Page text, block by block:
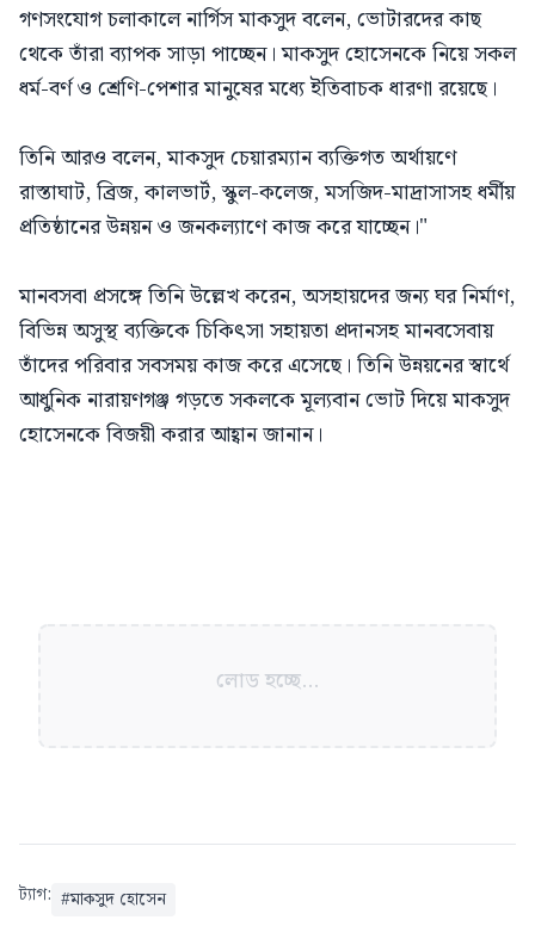
গণসংযোগ চলাকালে নার্গিস মাকসুদ বলেন, ভোটারদের কাছ
থেকে তাঁরা ব্যাপক সাড়া পাচ্ছেন। মাকসুদ হোসেনকে নিয়ে সকল
ধর্ম-বর্ণ ও শ্রেণি-পেশার মানুষের মধ্যে ইতিবাচক ধারণা রয়েছে।
তিনি আরও বলেন, মাকসুদ চেয়ারম্যান ব্যক্তিগত অর্থায়ণে
রাস্তাঘাট, ব্রিজ, কালভার্ট, স্কুল-কলেজ, মসজিদ-মাদ্রাসাসহ ধর্মীয়
প্রতিষ্ঠানের উন্নয়ন ও জনকল্যাণে কাজ করে যাচ্ছেন।"
মানবসবা প্রসঙ্গে তিনি উল্লেখ করেন, অসহায়দের জন্য ঘর নির্মাণ,
বিভিন্ন অসুস্থ ব্যক্তিকে চিকিৎসা সহায়তা প্রদানসহ মানবসেবায়
তাঁদের পরিবার সবসময় কাজ করে এসেছে। তিনি উন্নয়নের স্বার্থে
আধুনিক নারায়ণগঞ্জ গড়তে সকলকে মূল্যবান ভোট দিয়ে মাকসুদ
হোসেনকে বিজয়ী করার আহ্বান জানান।
লোড হচ্ছে...
ট্যাগ: #মাকসুদ হোসেন